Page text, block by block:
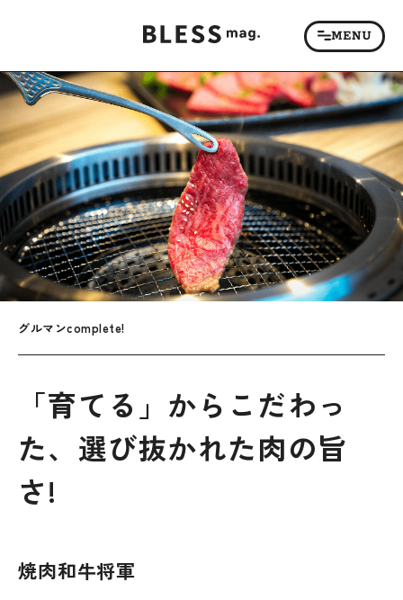
グルマンcomplete!
「育てる」からこだわっ
た、選び抜かれた肉の旨
さ!
焼肉和牛将軍